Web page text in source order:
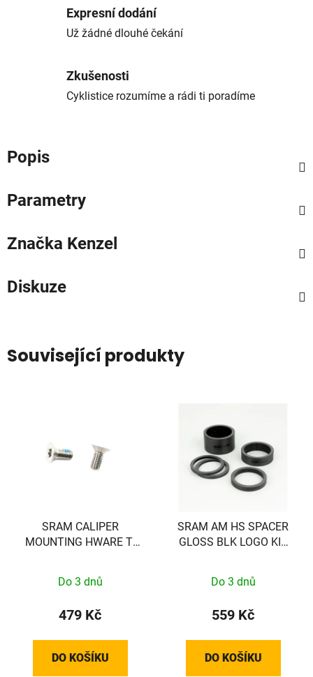
Expresní dodání
Už žádné dlouhé čekání
Zkušenosti
Cyklistice rozumíme a rádi ti poradíme
Popis
Parametry
Značka Kenzel
Diskuze
Související produkty
SRAM CALIPER
MOUNTING HWARE TI
Do 3 dnů
479 Kč
DO KOŠÍKU
SRAM AM HS SPACER
GLOSS BLK LOGO KIT
Do 3 dnů
559 Kč
DO KOŠÍKU